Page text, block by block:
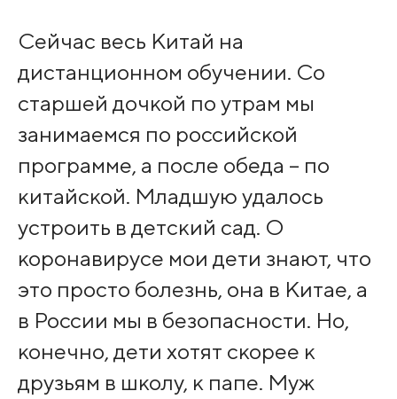
Сейчас весь Китай на
дистанционном обучении. Со
старшей дочкой по утрам мы
занимаемся по российской
программе, а после обеда – по
китайской. Младшую удалось
устроить в детский сад. О
коронавирусе мои дети знают, что
это просто болезнь, она в Китае, а
в России мы в безопасности. Но,
конечно, дети хотят скорее к
друзьям в школу, к папе. Муж